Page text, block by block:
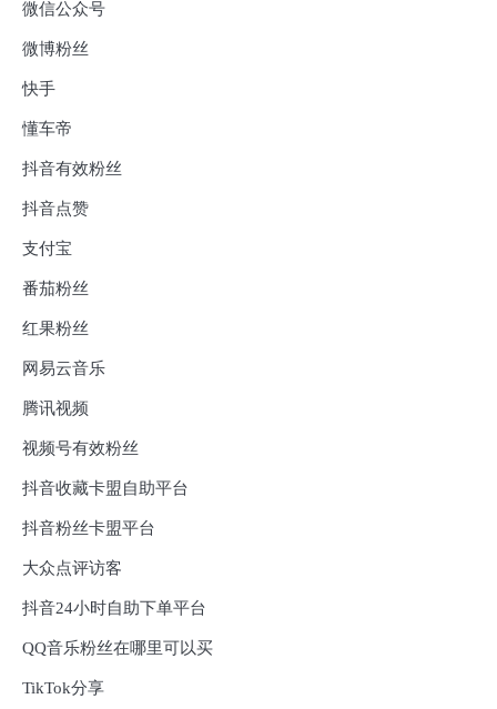
微信公众号
微博粉丝
快手
懂车帝
抖音有效粉丝
抖音点赞
支付宝
番茄粉丝
红果粉丝
网易云音乐
腾讯视频
视频号有效粉丝
抖音收藏卡盟自助平台
抖音粉丝卡盟平台
大众点评访客
抖音24小时自助下单平台
QQ音乐粉丝在哪里可以买
TikTok分享